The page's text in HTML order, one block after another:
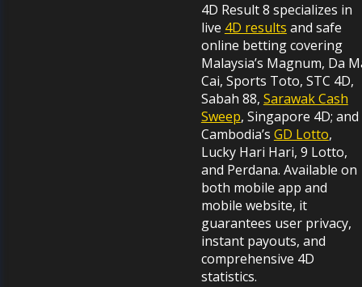
4D Result 8 specializes in
live 4D results and safe
online betting covering
Malaysia’s Magnum, Da
Cai, Sports Toto, STC 4D,
Sabah 88, Sarawak Cash
Sweep, Singapore 4D; and
Cambodia’s GD Lotto,
Lucky Hari Hari, 9 Lotto,
and Perdana. Available on
both mobile app and
mobile website, it
guarantees user privacy,
instant payouts, and
comprehensive 4D
statistics.